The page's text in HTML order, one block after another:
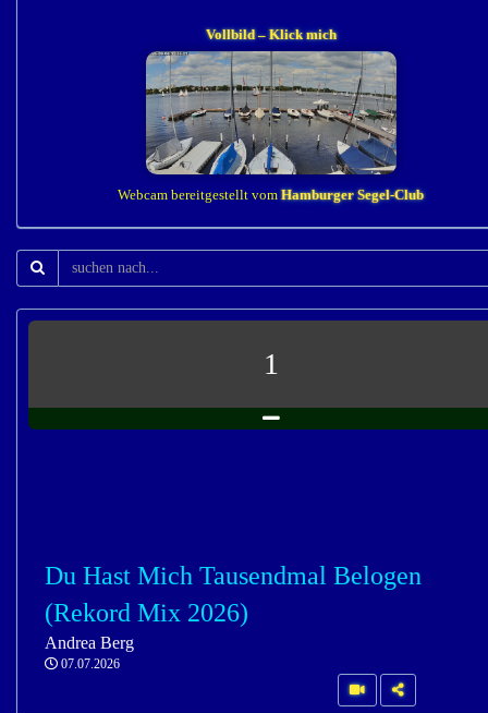
Vollbild – Klick mich
Webcam bereitgestellt vom Hamburger Segel-Club
1
Du Hast Mich Tausendmal Belogen
(Rekord Mix 2026)
Andrea Berg
07.07.2026